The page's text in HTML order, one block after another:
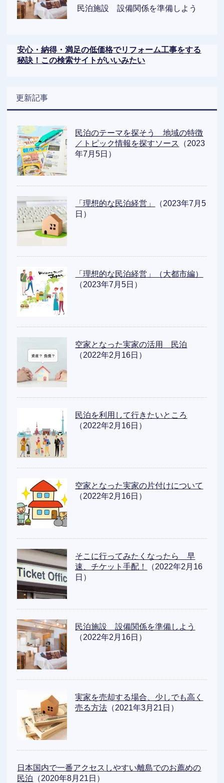
民泊施設 設備関係を準備しよう
安心・納得・満足の低価格でリフォーム工事をする
秘訣！この検索サイトがいいみたい
更新記事
民泊のテーマを探そう 地域の特徴
／トピック情報を探すソース
（2023
年7月5日）
「理想的な民泊経営」
（2023年7月5
日）
「理想的な民泊経営」（大都市編）
（2023年7月5日）
空家となった実家の活用 民泊
（2022年2月16日）
民泊を利用して行きたいところ
（2022年2月16日）
空家となった実家の片付けについて
（2022年2月16日）
そこに行ってみたくなったら 早
速、チケット手配！
（2022年2月16
日）
民泊施設 設備関係を準備しよう
（2022年2月16日）
実家を売却する場合、少しでも高く
売る方法 （2021年3月21日）
日本国内で一番アクセスしやすい離島でのお薦めの
民泊 （2020年8月21日）